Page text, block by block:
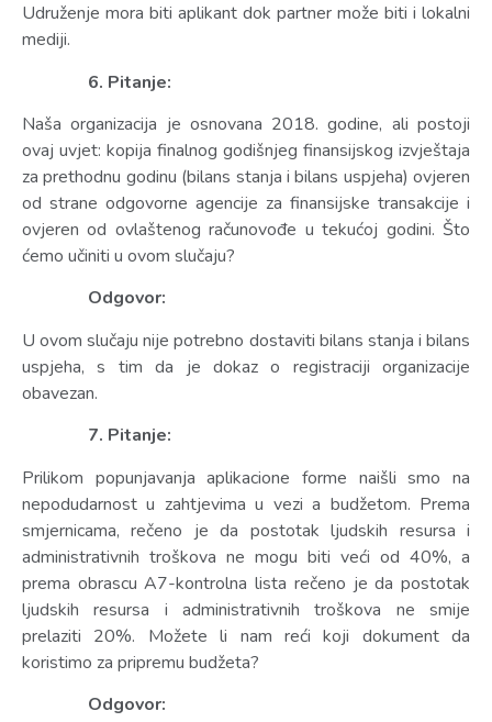
Udruženje mora biti aplikant dok partner može biti i lokalni
mediji.
6. Pitanje:
Naša organizacija je osnovana 2018. godine, ali postoji
ovaj uvjet: kopija finalnog godišnjeg finansijskog izvještaja
za prethodnu godinu (bilans stanja i bilans uspjeha) ovjeren
od strane odgovorne agencije za finansijske transakcije i
ovjeren od ovlaštenog računovođe u tekućoj godini. Što
ćemo učiniti u ovom slučaju?
Odgovor:
U ovom slučaju nije potrebno dostaviti bilans stanja i bilans
uspjeha, s tim da je dokaz o registraciji organizacije
obavezan.
7. Pitanje:
Prilikom popunjavanja aplikacione forme naišli smo na
nepodudarnost u zahtjevima u vezi a budžetom. Prema
smjernicama, rečeno je da postotak ljudskih resursa i
administrativnih troškova ne mogu biti veći od 40%, a
prema obrascu A7-kontrolna lista rečeno je da postotak
ljudskih resursa i administrativnih troškova ne smije
prelaziti 20%. Možete li nam reći koji dokument da
koristimo za pripremu budžeta?
Odgovor: